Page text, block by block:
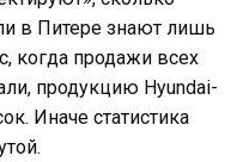
в Питере знают лишь
когда продажи всех
продукцию Hyundai-
Иначе статистика